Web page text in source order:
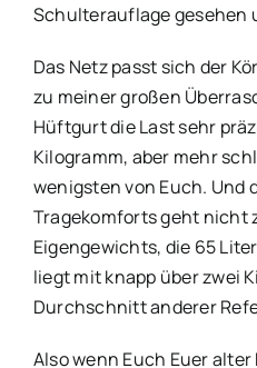
Schulterauflage gesehen
Das Netz passt sich der
zu meiner großen
Hüftgurt die Last sehr
Kilogramm, aber mehr
wenigsten von Euch. Und
Tragekomforts geht nicht
Eigengewichts, die 65
liegt mit knapp über zwei
Durchschnitt anderer
Also wenn Euch Euer